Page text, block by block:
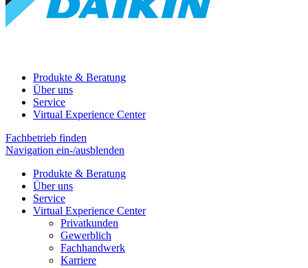
Produkte & Beratung
Über uns
Service
Virtual Experience Center
Fachbetrieb finden
Navigation ein-/ausblenden
Produkte & Beratung
Über uns
Service
Virtual Experience Center
Privatkunden
Gewerblich
Fachhandwerk
Karriere